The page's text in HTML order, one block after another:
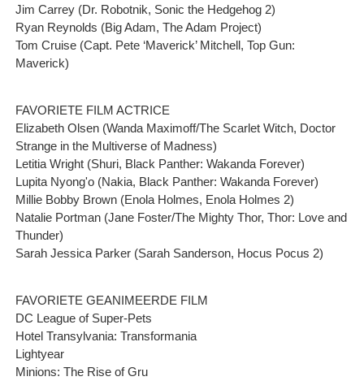
Jim Carrey (Dr. Robotnik, Sonic the Hedgehog 2)
Ryan Reynolds (Big Adam, The Adam Project)
Tom Cruise (Capt. Pete ‘Maverick’ Mitchell, Top Gun:
Maverick)
FAVORIETE FILM ACTRICE
Elizabeth Olsen (Wanda Maximoff/The Scarlet Witch, Doctor
Strange in the Multiverse of Madness)
Letitia Wright (Shuri, Black Panther: Wakanda Forever)
Lupita Nyong'o (Nakia, Black Panther: Wakanda Forever)
Millie Bobby Brown (Enola Holmes, Enola Holmes 2)
Natalie Portman (Jane Foster/The Mighty Thor, Thor: Love and
Thunder)
Sarah Jessica Parker (Sarah Sanderson, Hocus Pocus 2)
FAVORIETE GEANIMEERDE FILM
DC League of Super-Pets
Hotel Transylvania: Transformania
Lightyear
Minions: The Rise of Gru